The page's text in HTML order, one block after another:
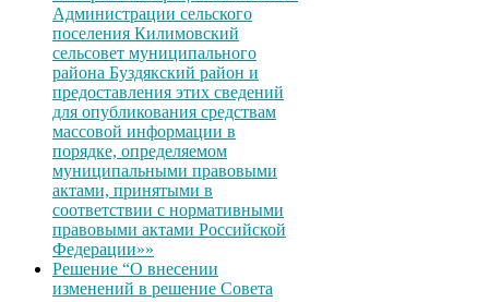
Администрации сельского
поселения Килимовский
сельсовет муниципального
района Буздякский район и
предоставления этих сведений
для опубликования средствам
массовой информации в
порядке, определяемом
муниципальными правовыми
актами, принятыми в
соответствии с нормативными
правовыми актами Российской
Федерации»»
Решение “О внесении
изменений в решение Совета